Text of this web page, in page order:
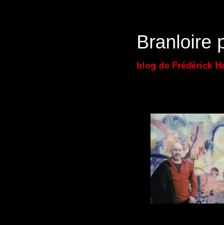
Branloire
blog de Frédérick